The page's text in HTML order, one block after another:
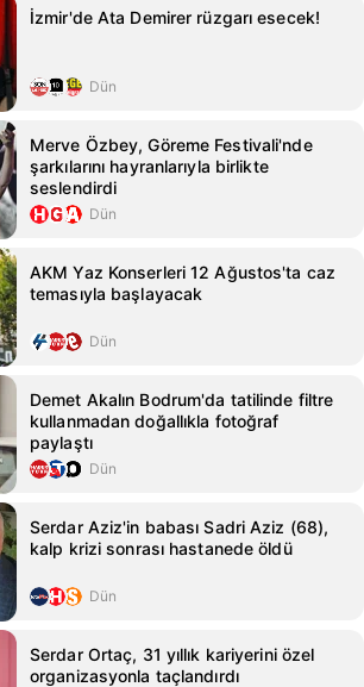
İzmir'de Ata Demirer rüzgarı esecek!
Dün
Merve Özbey, Göreme Festivali'nde
şarkılarını hayranlarıyla birlikte
seslendirdi
Dün
AKM Yaz Konserleri 12 Ağustos'ta caz
temasıyla başlayacak
Dün
Demet Akalın Bodrum'da tatilinde filtre
kullanmadan doğallıkla fotoğraf
paylaştı
Dün
Serdar Aziz'in babası Sadri Aziz (68),
kalp krizi sonrası hastanede öldü
Dün
Serdar Ortaç, 31 yıllık kariyerini özel
organizasyonla taçlandırdı